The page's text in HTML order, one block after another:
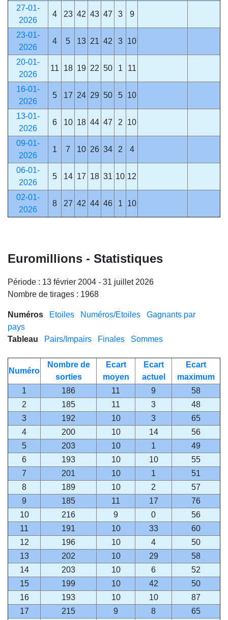
27-01-
2026
4 23 42 43 47 3 9
23-01-
2026
4 5 13 21 42 3 10
20-01-
2026
11 18 19 22 50 1 11
16-01-
2026
5 17 24 29 50 5 10
13-01-
2026
6 10 18 44 47 2 10
09-01-
2026
1 7 10 26 34 2 4
06-01-
2026
5 14 17 18 31 10 12
02-01-
2026
8 27 42 44 46 1 10
Euromillions - Statistiques
Période : 13 février 2004 - 31 juillet 2026
Nombre de tirages : 1968
Numéros Etoiles Numéros/Etoiles
Gagnants par
pays
Tableau
Pairs/Impairs Finales Sommes
Numéro
Nombre de
sorties
Ecart
moyen
Ecart
actuel
Ecart
maximum
1
186 11 9
58
2
185 11 3
48
3
192 10 3
65
4
200 10 14
56
5
203 10 1
49
6
193 10 10
55
7
201 10 1
51
8
189 10 2
57
9
185 11 17
76
10
216 9 0
56
11
191 10 33
60
12
196 10 4
50
13
202 10 29
58
14
203 10 6
52
15
199 10 42
50
16
193 10 10
87
17
215 9 8
65